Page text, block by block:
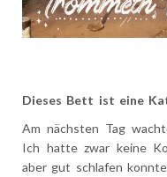
Dieses Bett ist eine
Am nächsten Tag
Ich hatte zwar keine
aber gut schlafen